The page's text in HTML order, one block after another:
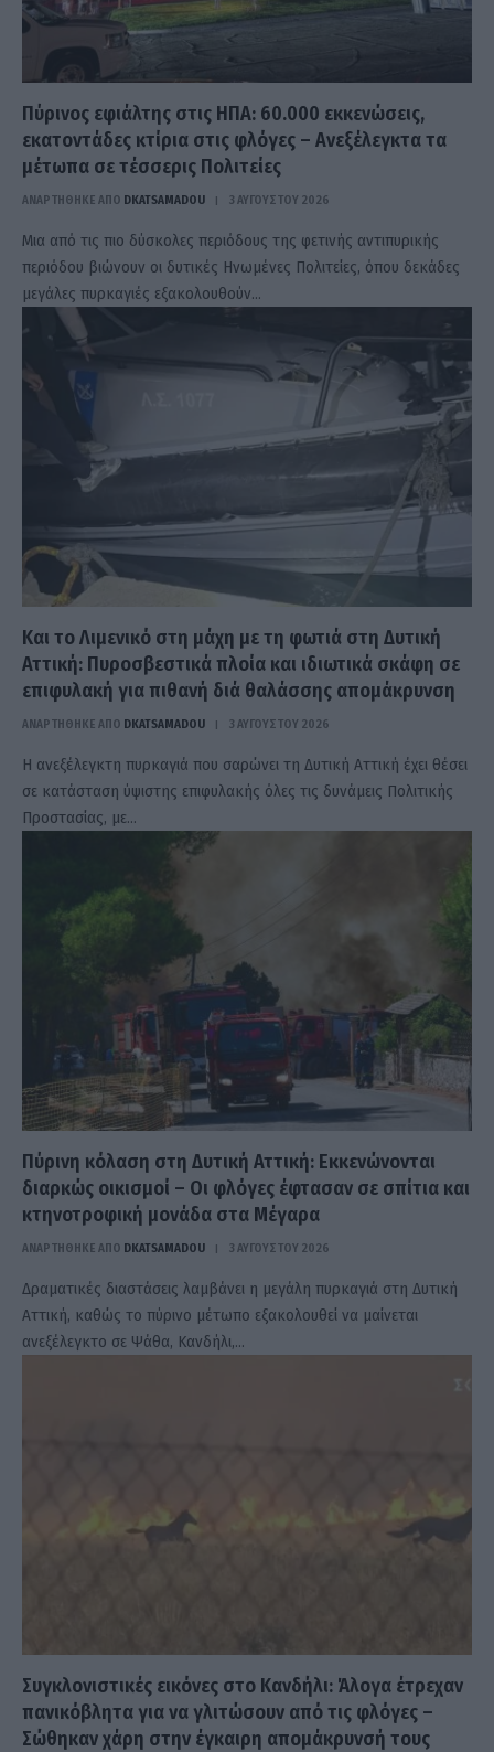
Πύρινος εφιάλτης στις ΗΠΑ: 60.000 εκκενώσεις,
εκατοντάδες κτίρια στις φλόγες – Ανεξέλεγκτα τα
μέτωπα σε τέσσερις Πολιτείες
ΑΝΑΡΤΗΘΗΚΕ ΑΠΟ DKATSAMADOU 3 ΑΥΓΟΎΣΤΟΥ 2026
Μια από τις πιο δύσκολες περιόδους της φετινής αντιπυρικής
περιόδου βιώνουν οι δυτικές Ηνωμένες Πολιτείες, όπου δεκάδες
μεγάλες πυρκαγιές εξακολουθούν…
Και το Λιμενικό στη μάχη με τη φωτιά στη Δυτική
Αττική: Πυροσβεστικά πλοία και ιδιωτικά σκάφη σε
επιφυλακή για πιθανή διά θαλάσσης απομάκρυνση
ΑΝΑΡΤΗΘΗΚΕ ΑΠΟ DKATSAMADOU 3 ΑΥΓΟΎΣΤΟΥ 2026
Η ανεξέλεγκτη πυρκαγιά που σαρώνει τη Δυτική Αττική έχει θέσει
σε κατάσταση ύψιστης επιφυλακής όλες τις δυνάμεις Πολιτικής
Προστασίας, με…
Πύρινη κόλαση στη Δυτική Αττική: Εκκενώνονται
διαρκώς οικισμοί – Οι φλόγες έφτασαν σε σπίτια και
κτηνοτροφική μονάδα στα Μέγαρα
ΑΝΑΡΤΗΘΗΚΕ ΑΠΟ DKATSAMADOU 3 ΑΥΓΟΎΣΤΟΥ 2026
Δραματικές διαστάσεις λαμβάνει η μεγάλη πυρκαγιά στη Δυτική
Αττική, καθώς το πύρινο μέτωπο εξακολουθεί να μαίνεται
ανεξέλεγκτο σε Ψάθα, Κανδήλι,…
Συγκλονιστικές εικόνες στο Κανδήλι: Άλογα έτρεχαν
πανικόβλητα για να γλιτώσουν από τις φλόγες –
Σώθηκαν χάρη στην έγκαιρη απομάκρυνσή τους